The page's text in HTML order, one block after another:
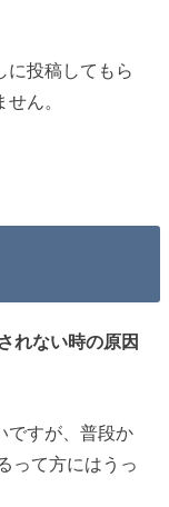
に投稿してもら
ん。
れない時の原因
ですが、普段か
って方にはうっ